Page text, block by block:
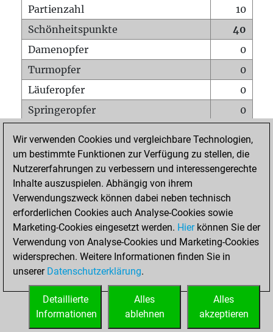
Partienzahl
10
Schönheitspunkte
40
Damenopfer
0
Turmopfer
0
Läuferopfer
0
Springeropfer
0
Matt auf vollem Brett
0
Bauer setzt Matt
0
Erstickte Matts
Unterverwandlungen
Türme auf der siebten
0
STARTSEITE
Wir verwenden Cookies und vergleichbare Technologien,
um bestimmte Funktionen zur Verfügung zu stellen, die
Nutzererfahrungen zu verbessern und interessengerechte
Inhalte auszuspielen. Abhängig von ihrem
Verwendungszweck können dabei neben technisch
erforderlichen Cookies auch Analyse-Cookies sowie
Marketing-Cookies eingesetzt werden. Hierkönnen Sie der
Verwendung von Analyse-Cookies und Marketing-Cookies
widersprechen. Weitere Informationen finden Sie in
unserer Datenschutzerklärung.
Alles
akzeptieren
Alles
ablehnen
Detaillierte
Informationen